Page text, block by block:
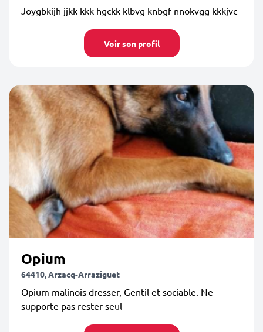
Joygbkijh jjkk kkk hgckk klbvg knbgf nnokvgg kkkjvc
Voir son profil
Opium
64410, Arzacq-Arraziguet
Opium malinois dresser, Gentil et sociable. Ne
supporte pas rester seul